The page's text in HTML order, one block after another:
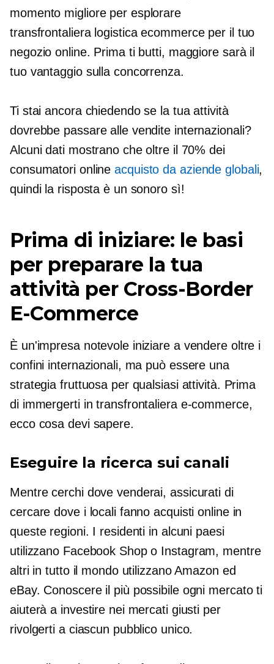
momento migliore per esplorare
transfrontalieralogistica ecommerce per il tuo
negozio online. Prima ti butti, maggiore sarà il
tuo vantaggio sulla concorrenza.
Ti stai ancora chiedendo se la tua attività
dovrebbe passare alle vendite internazionali?
Alcuni dati mostrano che oltre il 70% dei
consumatori onlineacquisto da aziende globali,
quindi la risposta è un sonoro sì!
Prima di iniziare: le basi
per preparare la tua
attività per Cross-Border
E-Commerce
È un'impresa notevole iniziare a vendere oltre i
confini internazionali, ma può essere una
strategia fruttuosa per qualsiasi attività. Prima
di immergerti intransfrontalierae-commerce,
ecco cosa devi sapere.
Eseguire la ricerca sui canali
Mentre cerchi dove venderai, assicurati di
cercare dove i locali fanno acquisti online in
queste regioni. I residenti in alcuni paesi
utilizzano Facebook Shop o Instagram, mentre
altri in tutto il mondo utilizzano Amazon ed
eBay. Conoscere il più possibile ogni mercato ti
aiuterà a investire nei mercati giusti per
rivolgerti a ciascun pubblico unico.